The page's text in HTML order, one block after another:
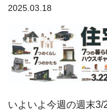
2025.03.18
いよいよ今週の週末